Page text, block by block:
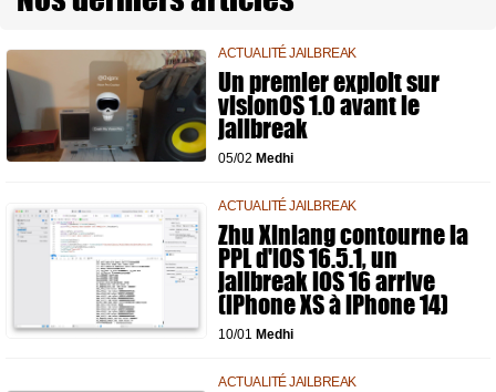
ACTUALITÉ JAILBREAK
Un premier exploit sur
visionOS 1.0 avant le
jailbreak
05/02 Medhi
ACTUALITÉ JAILBREAK
Zhu Xinlang contourne la
PPL d'iOS 16.5.1, un
jailbreak iOS 16 arrive
(iPhone XS à iPhone 14)
10/01 Medhi
ACTUALITÉ JAILBREAK